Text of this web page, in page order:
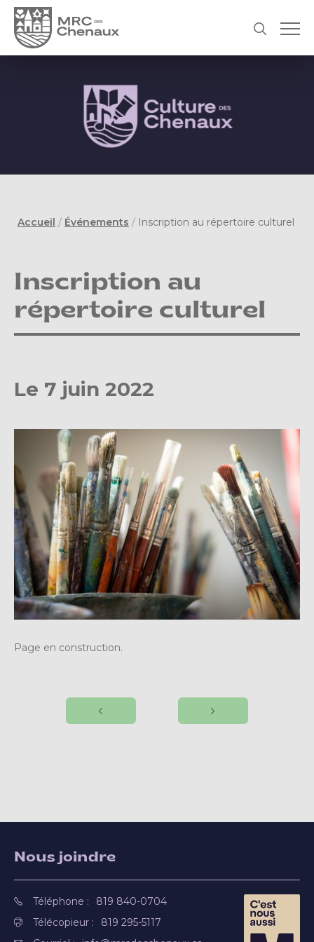
Accueil / Événements / Inscription au répertoire culturel
Inscription au
répertoire culturel
Le 7 juin 2022
Page en construction.
Nous joindre
Téléphone :
819 840-0704
Télécopieur :
819 295-5117